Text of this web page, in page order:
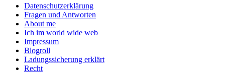
Facebook
anzeigen
Twitter
anzeigen
auf
Instagram
anzeigen
Main
menu
Skip
content
Datenschutzerklärung
Fragen und Antworten
About me
Ich im world wide web
Impressum
Blogroll
Ladungssicherung erklärt
Recht